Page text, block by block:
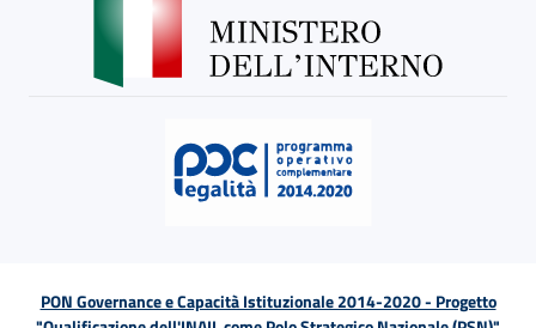
PON Governance e Capacità Istituzionale 2014-2020 - Progetto